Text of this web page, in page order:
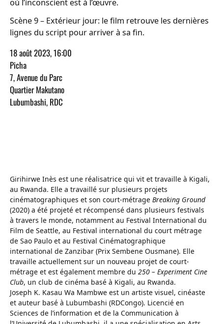
où l’inconscient est à l’œuvre.
Scène 9 – Extérieur jour: le film retrouve les dernières
lignes du script pour arriver à sa fin.
18 août 2023, 16:00
Picha
7, Avenue du Parc
Quartier Makutano
Lubumbashi, RDC
Girihirwe Inès est une réalisatrice qui vit et travaille à Kigali,
au Rwanda. Elle a travaillé sur plusieurs projets
cinématographiques et son court-métrageBreaking Ground
(2020) a été projeté et récompensé dans plusieurs festivals
à travers le monde, notamment au Festival International du
Film de Seattle, au Festival international du court métrage
de Sao Paulo et au Festival Cinématographique
international de Zanzibar (Prix Sembene Ousmane). Elle
travaille actuellement sur un nouveau projet de court-
métrage et est également membre du250 – Experiment Cine
Club, un club de cinéma basé à Kigali, au Rwanda.
Joseph K. Kasau Wa Mambwe est un artiste visuel, cinéaste
et auteur basé à Lubumbashi (RDCongo). Licencié en
Sciences de l’information et de la Communication à